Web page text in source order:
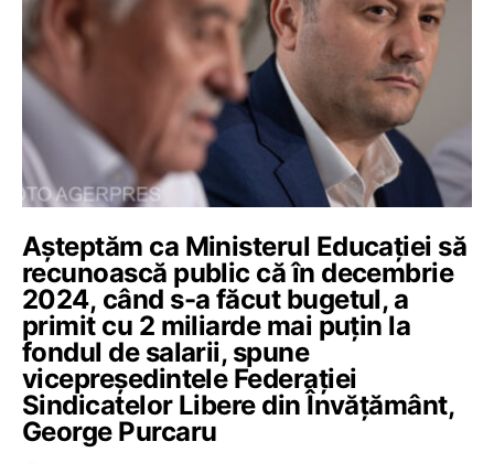
Așteptăm ca Ministerul Educației să
recunoască public că în decembrie
2024, când s-a făcut bugetul, a
primit cu 2 miliarde mai puțin la
fondul de salarii, spune
vicepreședintele Federației
Sindicatelor Libere din Învățământ,
George Purcaru